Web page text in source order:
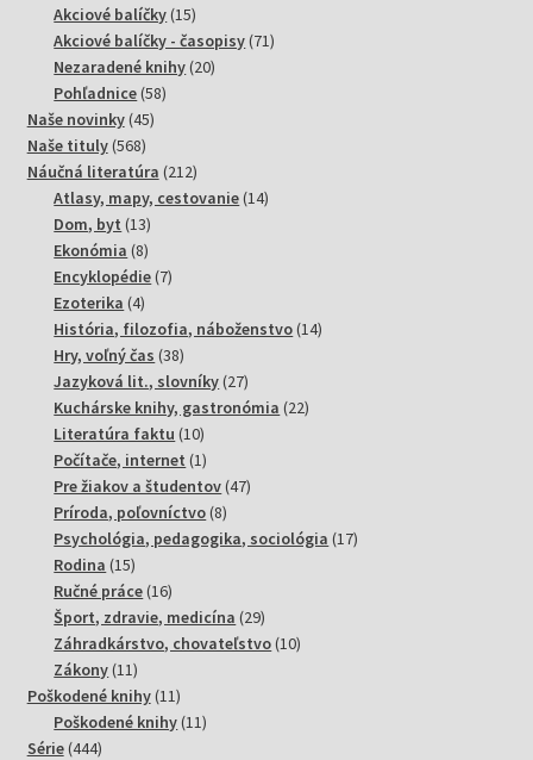
produktov
Akciové balíčky 1515
produktov
Akciové balíčky - časopisy 7171
Nezaradené knihy 2020
Pohľadnice 5858
Naše novinky 4545
Naše tituly 568568
produktov
Náučná literatúra 212212
produktov
Atlasy, mapy, cestovanie 1414
Dom, byt 1313
produktov
Ekonómia 88
produktov
Encyklopédie 77
Ezoterika 44
produkty
História, filozofia, náboženstvo 1414
Hry, voľný čas 3838
produktov
Jazyková lit., slovníky 2727
produktov
Kuchárske knihy, gastronómia 2222
Literatúra faktu 1010
produktov
Počítače, internet 11
produkt
Pre žiakov a študentov 4747
Príroda, poľovníctvo 88
produktov
Psychológia, pedagogika, sociológia 1717
Rodina 1515
produktov
Ručné práce 1616
produktov
Šport, zdravie, medicína 2929
produktov
Záhradkárstvo, chovateľstvo 1010
Zákony 1111
produktov
Poškodené knihy 1111
produktov
Poškodené knihy 1111
Série 444444